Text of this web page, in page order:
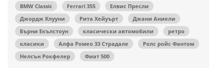
BMW Classic
Ferrari 355
Елвис Пресли
Джордж Клууни
Рита Хейуърт
Джани Аниели
Бърни Екълстоун
класически автомобили
ретро
класики
Алфа Ромео 33 Страдале
Ролс ройс Фантом
Нелсън Рокфелер
Фиат 500